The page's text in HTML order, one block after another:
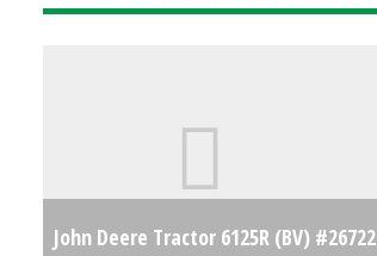
John Deere Tractor 6125R (BV) #26722